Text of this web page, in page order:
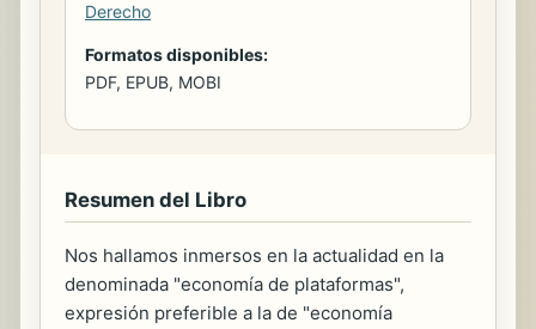
Derecho
Formatos disponibles:
PDF, EPUB, MOBI
Resumen del Libro
Nos hallamos inmersos en la actualidad en la
denominada "economía de plataformas",
expresión preferible a la de "economía